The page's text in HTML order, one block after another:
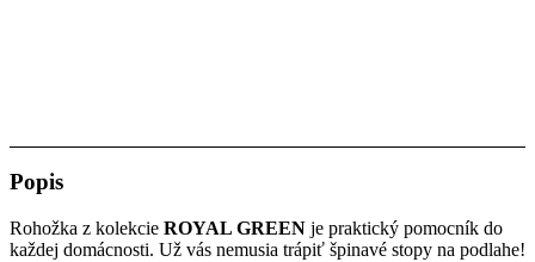
Popis
Rohožka z kolekcie ROYAL GREEN je praktický pomocník do
každej domácnosti. Už vás nemusia trápiť špinavé stopy na podlahe!